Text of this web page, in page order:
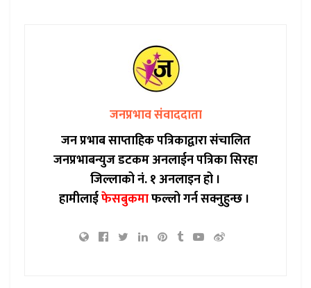
जनप्रभाव संवाददाता
जन प्रभाब साप्ताहिक पत्रिकाद्वारा संचालित
जनप्रभाबन्युज डटकम अनलाईन पत्रिका सिरहा
जिल्लाको नं. १ अनलाइन हो ।
हामीलाईफेसबुकमाफल्लो गर्न सक्नुहुन्छ ।